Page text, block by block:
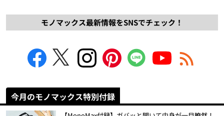
モノマックス最新情報をSNSでチェック！
今月のモノマックス特別付録